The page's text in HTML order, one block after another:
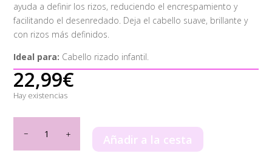
ayuda a definir los rizos, reduciendo el encrespamiento y
facilitando el desenredado. Deja el cabello suave, brillante y
con rizos más definidos.
Ideal para: Cabello rizado infantil.
22,99€
Hay existencias
Champú
+
Añadir a la cesta